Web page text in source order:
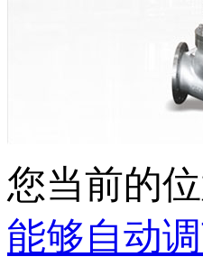
您当前的
能够自动